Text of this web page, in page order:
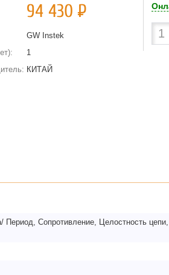
94 430 Р
GW Instek
1
КИТАЙ
Период, Сопротивление, Целостность